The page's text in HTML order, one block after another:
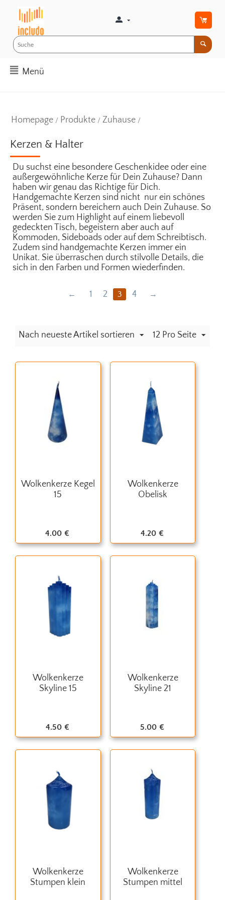
Menü
Homepage / Produkte / Zuhause /
Kerzen & Halter
Du suchst eine besondere Geschenkidee oder eine
außergewöhnliche Kerze für Dein Zuhause? Dann
haben wir genau das Richtige für Dich.
Handgemachte Kerzen sind nicht nur ein schönes
Präsent, sondern bereichern auch Dein Zuhause. So
werden Sie zum Highlight auf einem liebevoll
gedeckten Tisch, begeistern aber auch auf
Kommoden, Sideboads oder auf dem Schreibtisch.
Zudem sind handgemachte Kerzen immer ein
Unikat. Sie überraschen durch stilvolle Details, die
sich in den Farben und Formen wiederfinden.
1 2 3 4
Nach neueste Artikel sortieren 12 Pro Seite
Wolkenkerze Kegel
15
4.00 €
Wolkenkerze
Obelisk
4.20 €
Wolkenkerze
Skyline 15
4.50 €
Wolkenkerze
Skyline 21
5.00 €
Wolkenkerze
Stumpen klein
Wolkenkerze
Stumpen mittel